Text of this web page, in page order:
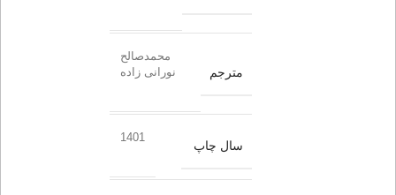
مترجم
محمدصالح
نورانی زاده
سال چاپ
1401